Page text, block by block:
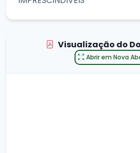
Visualização do
Abrir em Nova